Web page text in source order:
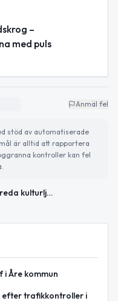
–
med puls
Anmäl fel
stöd av automatiserade
är alltid att rapportera
kontroller kan fel
Miljöpartiet vill utreda kulturljudzoner efter besök på Jazzköket i Östersund
i Åre kommun
trafikkontroller i